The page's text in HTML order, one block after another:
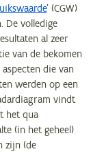
’ (CGW)
De volledige
al zeer
van de bekomen
die van
werden op een
vindt
het qua
(in het geheel)
zijn (de